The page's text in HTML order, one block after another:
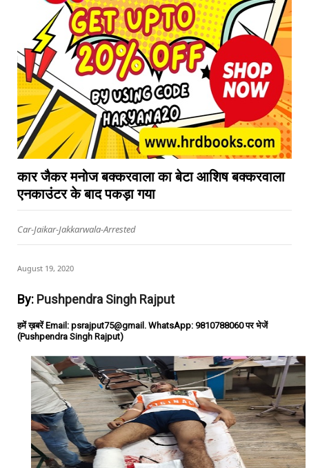
कार जैकर मनोज बक्करवाला का बेटा आशिष बक्करवाला
एनकाउंटर के बाद पकड़ा गया
Car-Jaikar-Jakkarwala-Arrested
August 19, 2020
By: Pushpendra Singh Rajput
हमें ख़बरें Email: psrajput75@gmail. WhatsApp: 9810788060 पर भेजें
(Pushpendra Singh Rajput)